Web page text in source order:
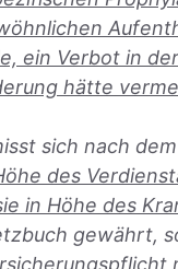
ein Verbot in
hätte
sich nach
des
in Höhe des
gewährt,